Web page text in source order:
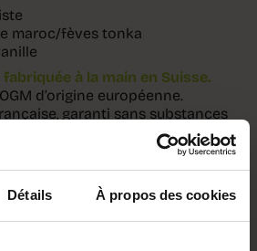
Détails À propos des cookies
maroc/fèves tonka
à la main en Suisse.
d’origine européenne.
garanti sans substances
mutagènes et reprotoxiques).
et packaging d’origine
Ceci n’est pas une bougie de